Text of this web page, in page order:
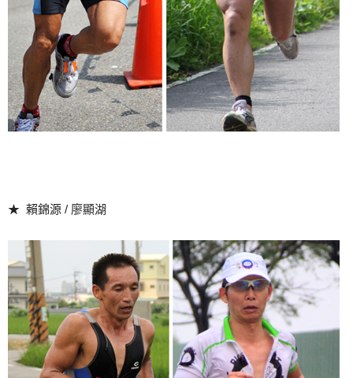
★ 賴錦源 / 廖顯湖